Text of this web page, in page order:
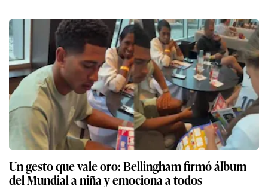
Un gesto que vale oro: Bellingham firmó álbum
del Mundial a niña y emociona a todos